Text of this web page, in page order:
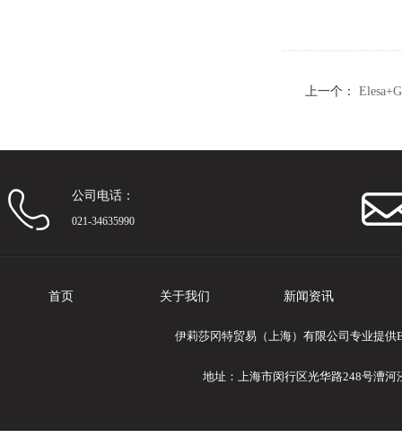
上一个：
公司电话：
021-34635990
首页 关于我们 新闻资讯
伊莉莎冈特贸易（上海）有限公司专业提供
地址：上海市闵行区光华路248号漕